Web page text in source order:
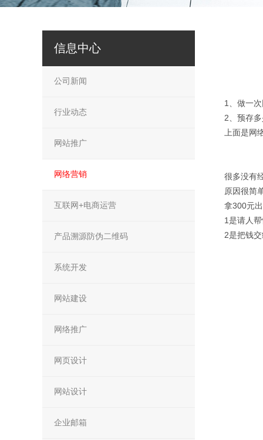
1、做一
2、预存
上面是网
很多没有
原因很简
拿300元
1是请人
2是把钱
信息中心
公司新闻
行业动态
网站推广
网络营销
互联网+电商运营
产品溯源防伪二维码
系统开发
网站建设
网络推广
网页设计
网站设计
企业邮箱